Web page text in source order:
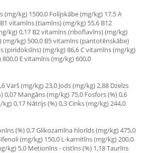
(mg/kg) 1500,0 Folijskābe (mg/kg) 17,5 A
vitamīns (tiamīns) (mg/kg) 55,6 B12
kg) 0,17 B2 vitamīns (riboflavīns) (mg/kg)
(mg/kg) 500,0 B5 vitamīns (pantotēnskābe)
(piridoksīns) (mg/kg) 86,6 C vitamīns (mg/kg)
E vitamīns (mg/kg) 600,0
Varš (mg/kg) 23,0 Jods (mg/kg) 2,88 Dzelzs
0,07 Mangāns (mg/kg) 75,0 Fosfors (%) 0,6
kg) 0,17 Nātrijs (%) 0,3 Cinks (mg/kg) 244,0
(%) 0,7 Glikozamīna hlorīds (mg/kg) 475,0
(mg/kg) 150,0 L-karnitīns (mg/kg) 200,0
kg) 5,0 Metionīns - cistīns (%) 1,18 Taurīns